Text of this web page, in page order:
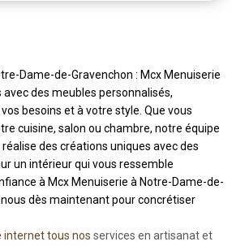
Dame-de-Gravenchon : Mcx Menuiserie
des meubles personnalisés,
besoins et à votre style. Que vous
cuisine, salon ou chambre, notre équipe
des créations uniques avec des
un intérieur qui vous ressemble
à Mcx Menuiserie à Notre-Dame-de-
dès maintenant pour concrétiser
internet tous nos services en artisanat et